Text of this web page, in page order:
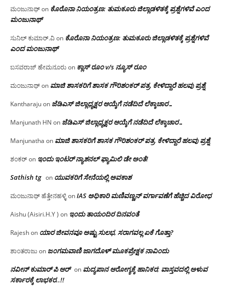
ಮಂಜುನಾಥ್on ಕೊರೊನಾ ನಿಯಂತ್ರಣ: ತುಮಕೂರು ಜಿಲ್ಲಾಡಳಿತಕ್ಕೆ ಪ್ರಶ್ನೆಗಳಿವೆ ಎಂದ
ಮಂಜು‌ನಾಥ್
ಸುನಿಲ್ ಕುಮಾರ್.ವಿon ಕೊರೊನಾ ನಿಯಂತ್ರಣ: ತುಮಕೂರು ಜಿಲ್ಲಾಡಳಿತಕ್ಕೆ ಪ್ರಶ್ನೆಗಳಿವೆ
ಎಂದ ಮಂಜು‌ನಾಥ್
ಬಸವರಾಜ್ ಹೇಮನೂರುon ಕ್ಲಾಸ್ ರೂಂ v/s ನ್ಯೂಸ್ ರೂಂ
ಮಂಜುನಾಥ್on ಮಾಜಿ ಶಾಸಕರಿಗೆ ಶಾಸಕ ಗೌರಿಶಂಕರ್ ಪತ್ರ, ಕೇಳಿದ್ದಾರೆ ಹಲವು ಪ್ರಶ್ನೆ
Kantharajuon ಜೆಡಿಎಸ್ ಜಿಲ್ಲಾಧ್ಯಕ್ಷರ ಆಯ್ಕೆಗೆ ನಡೆದಿದೆ ಲೆಕ್ಕಾಚಾರ…
Manjunath HN on ಜೆಡಿಎಸ್ ಜಿಲ್ಲಾಧ್ಯಕ್ಷರ ಆಯ್ಕೆಗೆ ನಡೆದಿದೆ ಲೆಕ್ಕಾಚಾರ…
Manjunatha on ಮಾಜಿ ಶಾಸಕರಿಗೆ ಶಾಸಕ ಗೌರಿಶಂಕರ್ ಪತ್ರ, ಕೇಳಿದ್ದಾರೆ ಹಲವು ಪ್ರಶ್ನೆ
ಶಂಕರ್on ಇಂದು ಇಂಟರ್ ನ್ಯಾಶನಲ್ ಫ್ಯಾಮಿಲಿ ಡೇ ಅಂತೆ!
Sathish tg on ಯುವಕರಿಗೆ ಸೇನೆಯಲ್ಲಿ ಅವಕಾಶ
ಮಂಜುನಾಥ್ ಹೆತ್ತೇನಹಳ್ಳಿonIAS ಅಧಿಕಾರಿ ಮಣಿವಣ್ಣನ್ ವರ್ಗಾವಣೆಗೆ ಹೆಚ್ಚಿದ‌ ವಿರೋಧ
Aishu (Aisiri.H.Y ) on ಇಂದು ತಾಯಂದಿರ ದಿನವಂತೆ
Rajeshon ಯಾರ ಜೀವನವೂ ಅಷ್ಟು ಸುಲಭ, ಸರಾಗವಲ್ಲ ಏಕೆ ಗೊತ್ತಾ?
ಶಾಂತರಾಜುon ಜಂಗಮವಾಣಿ ಜಾಗದೊಳ್ ಮೂಕಪ್ರೇಕ್ಷಕ ನಾವಿಂದು
ನವೀನ್ ಕುಮಾರ್ ಪಿ ಆರ್ on ಮದ್ಯಪಾನ ಆರೋಗ್ಯಕ್ಕೆ ಹಾನಿಕರ; ವಾಸ್ತವದಲ್ಲಿ ಅಳುವ
ಸರ್ಕಾರಕ್ಕೆ ಲಾಭಕರ..!!